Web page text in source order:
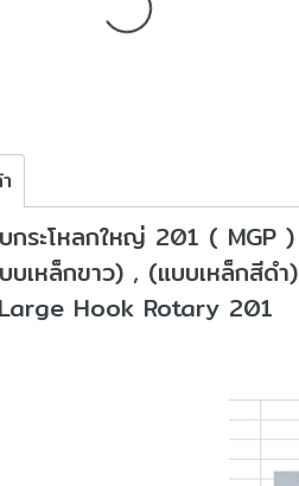
กระโหลกใหญ่ 201 ( MGP )
เหล็กขาว) , (แบบเหล็กสีดำ)
Hook Rotary 201